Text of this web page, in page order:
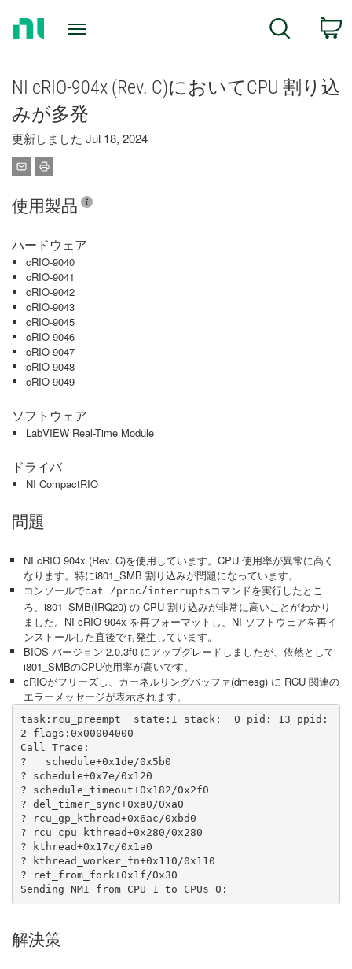
Search
NI cRIO-904x (Rev. C)においてCPU 割り込
みが多発
更新しました Jul 18, 2024
使用製品
ハードウェア
cRIO-9040
cRIO-9041
cRIO-9042
cRIO-9043
cRIO-9045
cRIO-9046
cRIO-9047
cRIO-9048
cRIO-9049
ソフトウェア
LabVIEW Real-Time Module
ドライバ
NI CompactRIO
問題
NI cRIO 904x (Rev. C)を使用しています。CPU 使用率が異常に高く
なります。特にi801_SMB 割り込みが問題になっています。
コンソールでcat /proc/interrupts コマンドを実行したとこ
ろ、i801_SMB(IRQ20) の CPU 割り込みが非常に高いことがわかり
ました。NI cRIO-904x を再フォーマットし、NI ソフトウェアを再イ
ンストールした直後でも発生しています。
BIOS バージョン 2.0.3f0 にアップグレードしましたが、依然として
i801_SMBのCPU使用率が高いです。
cRIOがフリーズし、カーネルリングバッファ(dmesg) に RCU 関連の
エラーメッセージが表示されます。
task:rcu_preempt  state:I stack:  0 pid: 13 ppid:
2 flags:0x00004000
Call Trace:
? __schedule+0x1de/0x5b0
? schedule+0x7e/0x120
? schedule_timeout+0x182/0x2f0
? del_timer_sync+0xa0/0xa0
? rcu_gp_kthread+0x6ac/0xbd0
? rcu_cpu_kthread+0x280/0x280
? kthread+0x17c/0x1a0
? kthread_worker_fn+0x110/0x110
? ret_from_fork+0x1f/0x30
Sending NMI from CPU 1 to CPUs 0:
解決策